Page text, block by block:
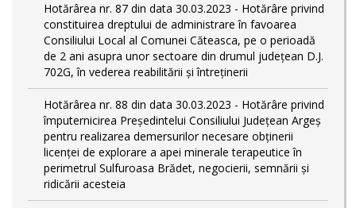
Hotărârea nr. 87 din data 30.03.2023 - Hotărâre privind
constituirea dreptului de administrare în favoarea
Consiliului Local al Comunei Căteasca, pe o perioadă
de 2 ani asupra unor sectoare din drumul județean D.J.
702G, în vederea reabilitării și întreținerii
Hotărârea nr. 88 din data 30.03.2023 - Hotărâre privind
împuternicirea Președintelui Consiliului Județean Argeș
pentru realizarea demersurilor necesare obținerii
licenței de explorare a apei minerale terapeutice în
perimetrul Sulfuroasa Brădet, negocierii, semnării și
ridicării acesteia